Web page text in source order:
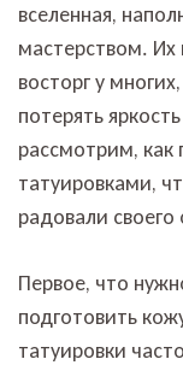
вселенная,
мастерством. Их
восторг у
потерять
рассмотрим, как
татуировками,
радовали
Первое, что
подготовить
татуировки